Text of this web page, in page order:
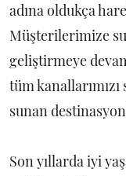
adına oldukça
Müşterilerimize
geliştirmeye
tüm
sunan
Son yıllarda iyi